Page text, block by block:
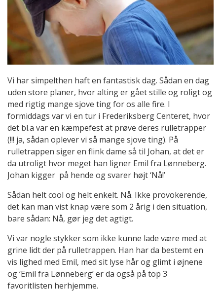
Vi har simpelthen haft en fantastisk dag. Sådan en dag
uden store planer, hvor alting er gået stille og roligt og
med rigtig mange sjove ting for os alle fire. I
formiddags var vi en tur i Frederiksberg Centeret, hvor
det bl.a var en kæmpefest at prøve deres rulletrapper
(!!! ja, sådan oplever vi så mange sjove ting). På
rulletrappen siger en flink dame så til Johan, at det er
da utroligt hvor meget han ligner Emil fra Lønneberg.
Johan kigger på hende og svarer højt ‘Nå!’
Sådan helt cool og helt enkelt. Nå. Ikke provokerende,
det kan man vist knap være som 2 årig i den situation,
bare sådan: Nå, gør jeg det agtigt.
Vi var nogle stykker som ikke kunne lade være med at
grine lidt der på rulletrappen. Han har da bestemt en
vis lighed med Emil, med sit lyse hår og glimt i øjnene
og ‘Emil fra Lønneberg’ er da også på top 3
favoritlisten herhjemme.